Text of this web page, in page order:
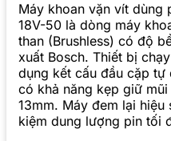
Máy khoan vặn vít dùng
18V-50 là dòng máy
than (Brushless) có độ
xuất Bosch. Thiết bị
dụng kết cấu đầu cặp
có khả năng kẹp giữ
13mm. Máy đem lại
kiệm dung lượng pin tối